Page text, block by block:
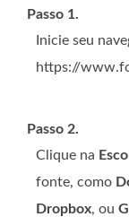
Passo 1.
Inicie seu
https://
Passo 2.
Clique na
fonte, como
Dropbox, ou